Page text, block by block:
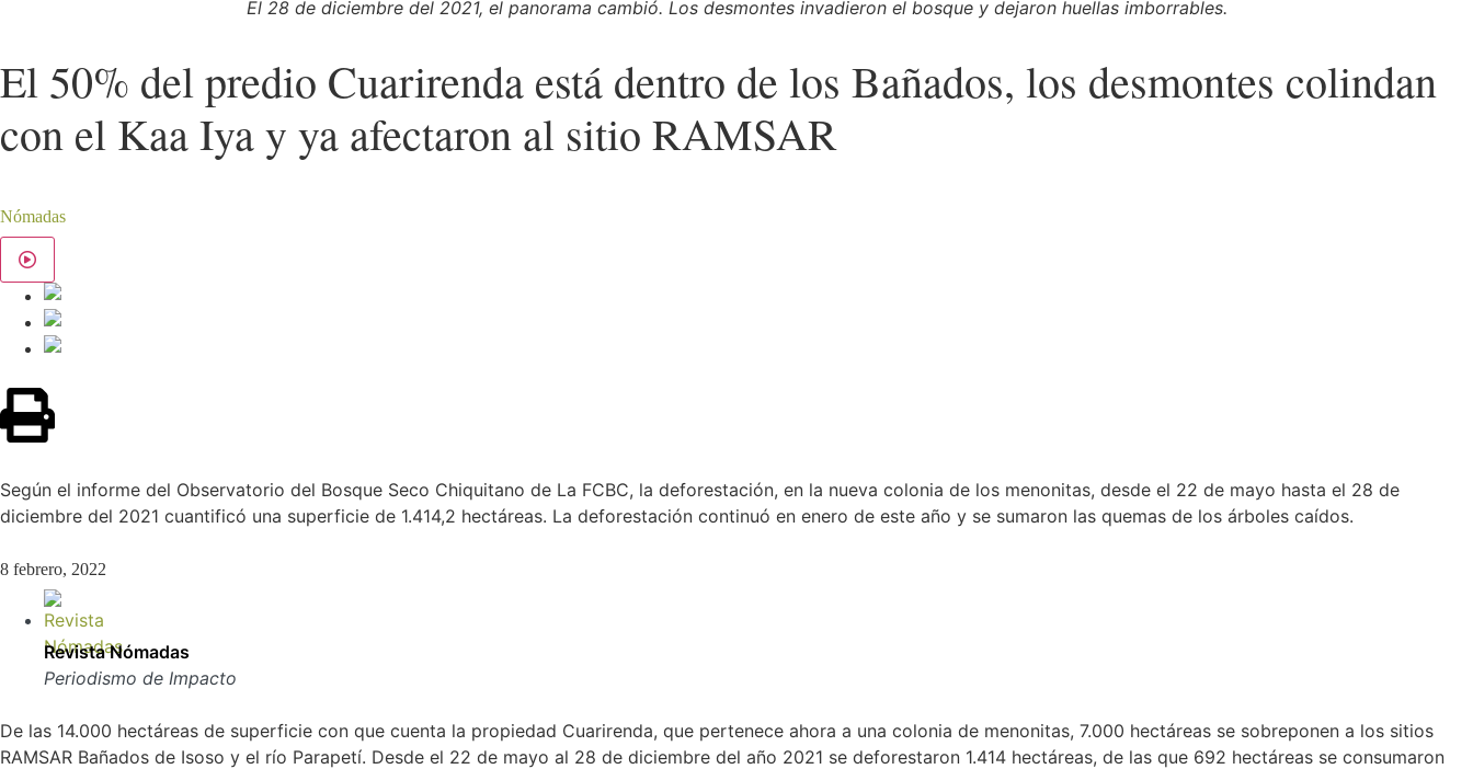
El 28 de diciembre del 2021, el panorama cambió. Los desmontes invadieron el bosque y dejaron huellas imborrables.
El 50% del predio Cuarirenda está dentro de los Bañados, los desmontes colindan
con el Kaa Iya y ya afectaron al sitio RAMSAR
Nómadas
Según el informe del Observatorio del Bosque Seco Chiquitano de La FCBC, la deforestación, en la nueva colonia de los menonitas, desde el 22 de mayo hasta el 28 de
diciembre del 2021 cuantificó una superficie de 1.414,2 hectáreas. La deforestación continuó en enero de este año y se sumaron las quemas de los árboles caídos.
8 febrero, 2022
Revista Nómadas
Periodismo de Impacto
De las 14.000 hectáreas de superficie con que cuenta la propiedad Cuarirenda, que pertenece ahora a una colonia de menonitas, 7.000 hectáreas se sobreponen a los sitios
RAMSAR Bañados de Isoso y el río Parapetí. Desde el 22 de mayo al 28 de diciembre del año 2021 se deforestaron 1.414 hectáreas, de las que 692 hectáreas se consumaron